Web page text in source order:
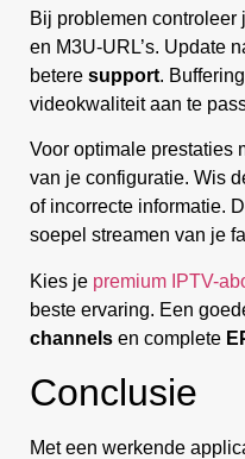
Bij problemen controleer
en M3U-URL’s. Update
betere support.
videokwaliteit aan te
Voor optimale prestaties
van je configuratie. Wis
of incorrecte informatie.
soepel streamen van je
Kies je premium IPTV-
beste ervaring. Een
channels en complete
Conclusie
Met een werkende